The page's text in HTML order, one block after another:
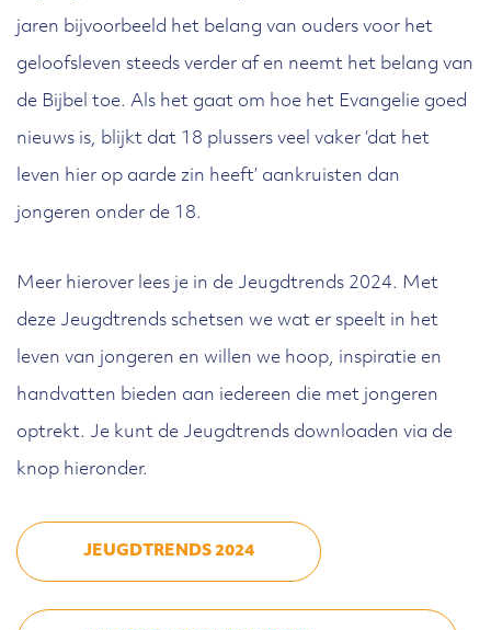
jaren bijvoorbeeld het belang van ouders voor het
geloofsleven steeds verder af en neemt het belang van
de Bijbel toe. Als het gaat om hoe het Evangelie goed
nieuws is, blijkt dat 18 plussers veel vaker ‘dat het
leven hier op aarde zin heeft’ aankruisten dan
jongeren onder de 18.
Meer hierover lees je in de Jeugdtrends 2024. Met
deze Jeugdtrends schetsen we wat er speelt in het
leven van jongeren en willen we hoop, inspiratie en
handvatten bieden aan iedereen die met jongeren
optrekt. Je kunt de Jeugdtrends downloaden via de
knop hieronder.
JEUGDTRENDS 2024